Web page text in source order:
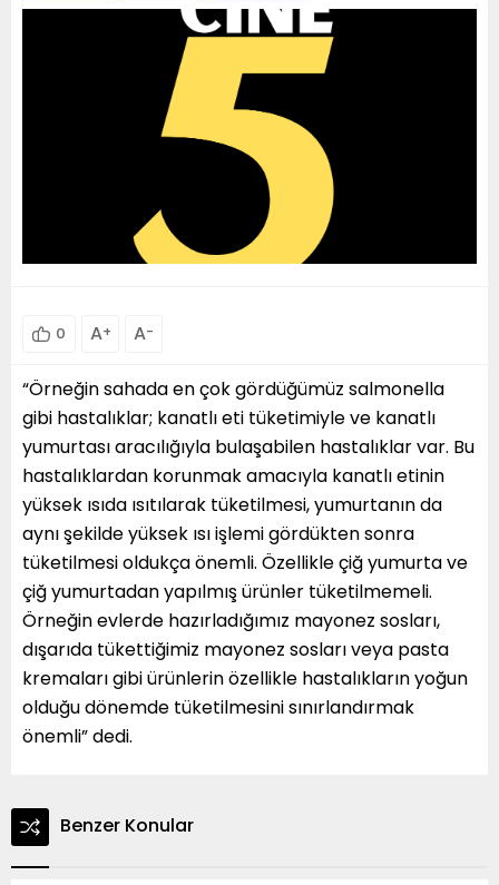
0 A+ A-
“Örneğin sahada en çok gördüğümüz salmonella
gibi hastalıklar; kanatlı eti tüketimiyle ve kanatlı
yumurtası aracılığıyla bulaşabilen hastalıklar var. Bu
hastalıklardan korunmak amacıyla kanatlı etinin
yüksek ısıda ısıtılarak tüketilmesi, yumurtanın da
aynı şekilde yüksek ısı işlemi gördükten sonra
tüketilmesi oldukça önemli. Özellikle çiğ yumurta ve
çiğ yumurtadan yapılmış ürünler tüketilmemeli.
Örneğin evlerde hazırladığımız mayonez sosları,
dışarıda tükettiğimiz mayonez sosları veya pasta
kremaları gibi ürünlerin özellikle hastalıkların yoğun
olduğu dönemde tüketilmesini sınırlandırmak
önemli” dedi.
Benzer Konular